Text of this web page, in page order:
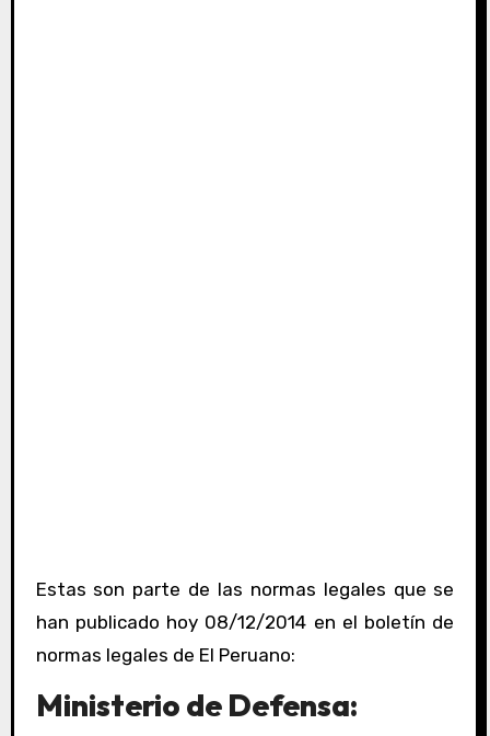
Estas son parte de las normas legales que se
han publicado hoy 08/12/2014 en el boletín de
normas legales de El Peruano:
Ministerio de Defensa: